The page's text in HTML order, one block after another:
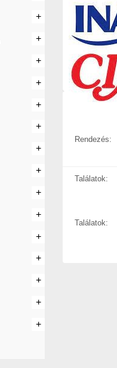
Rendezés:
Találatok:
Találatok:
+
+
+
+
+
+
+
+
+
+
+
+
+
+
+
+
+
+
+
+
+
+
+
+
+
+
+
+
+
+